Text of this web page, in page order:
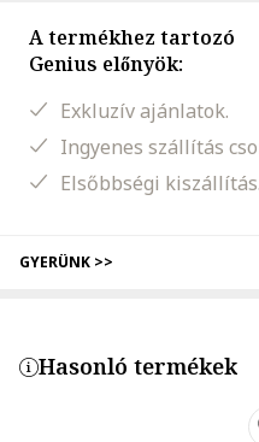
A termékhez tartozó
Genius előnyök:
Exkluzív ajánlatok.
Ingyenes szállítás
Elsőbbségi kiszállítás.
GYERÜNK >>
Hasonló termékek